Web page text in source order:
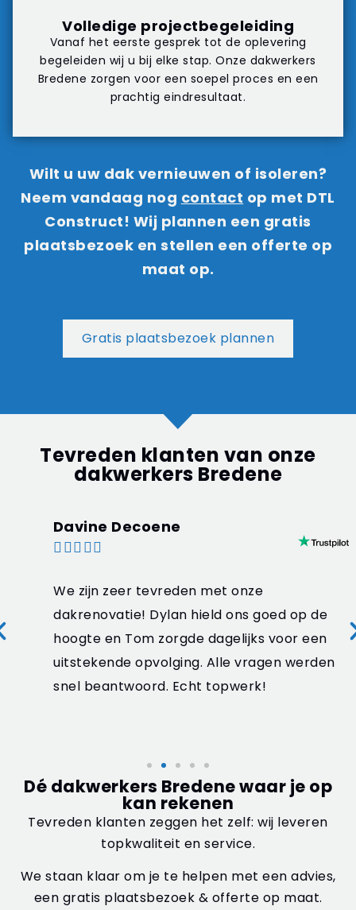
Volledige projectbegeleiding
Vanaf het eerste gesprek tot de oplevering
begeleiden wij u bij elke stap. Onze dakwerkers
Bredene zorgen voor een soepel proces en een
prachtig eindresultaat.
Wilt u uw dak vernieuwen of isoleren?
Neem vandaag nog contact op met DTL
Construct! Wij plannen een gratis
plaatsbezoek en stellen een offerte op
maat op.
Gratis plaatsbezoek plannen
Tevreden klanten van onze
dakwerkers Bredene
Davine Decoene

We zijn zeer tevreden met onze
dakrenovatie! Dylan hield ons goed op de
hoogte en Tom zorgde dagelijks voor een
uitstekende opvolging. Alle vragen werden
snel beantwoord. Echt topwerk!
Dé dakwerkers Bredene waar je op
kan rekenen
Tevreden klanten zeggen het zelf: wij leveren
topkwaliteit en service.
We staan klaar om je te helpen met een advies,
een gratis plaatsbezoek & offerte op maat.